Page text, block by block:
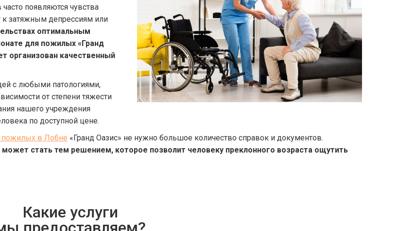
появляются чувства
к затяжным депрессиям или
оптимальным
для пожилых «Гранд
организован качественный
с любыми патологиями,
от степени тяжести
нашего учреждения
по доступной цене.
пожилых в Лобне «Гранд Оазис» не нужно большое количество справок и документов.
стать тем решением, которое позволит человеку преклонного возраста ощутить
Какие услуги